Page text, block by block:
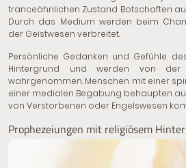
tranceähnlichen Zustand Botschaften
Durch das Medium werden beim
der Geistwesen verbreitet.
Persönliche Gedanken und Gefühle
Hintergrund und werden von der
wahrgenommen. Menschen mit einer
einer medialen Begabung behaupten
von Verstorbenen oder Engelswesen
Prophezeiungen mit religiösem